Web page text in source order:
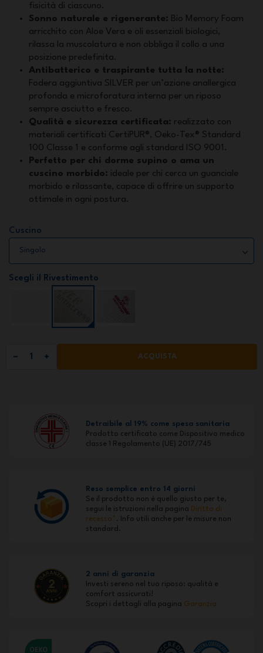
fisicità di ciascuno.
Sonno naturale e rigenerante: Bio Memory Foam
arricchito con Aloe Vera e oli essenziali biologici,
rilassa la muscolatura e non obbliga il collo a una
posizione predefinita.
Antibatterico e traspirante tutta la notte:
Fodera aggiuntiva SILVER per un’azione anallergica
profonda e microforatura interna per un riposo
sempre asciutto e fresco.
Qualità e sicurezza certificata: realizzato con
materiali certificati CertiPUR®, Oeko-Tex® Standard
100 Classe 1 e conforme agli standard ISO 9001.
Perfetto per chi dorme supino o ama un
cuscino morbido: ideale per chi cerca un guanciale
morbido e rilassante, capace di offrire un supporto
ottimale in ogni postura.
Cuscino
Scegli il Rivestimento
ACQUISTA
Detraibile al 19% come spesa sanitaria
Prodotto certificato come Dispositivo medico
classe 1 Regolamento (UE) 2017/745
Reso semplice entro 14 giorni
Se il prodotto non è quello giusto per te,
segui le istruzioni nella pagina Diritto di
recesso* . Info utili anche per le misure non
standard.
2 anni di garanzia
Investi sereno nel tuo riposo: qualità e
comfort assicurati!
Scopri i dettagli alla pagina Garanzia